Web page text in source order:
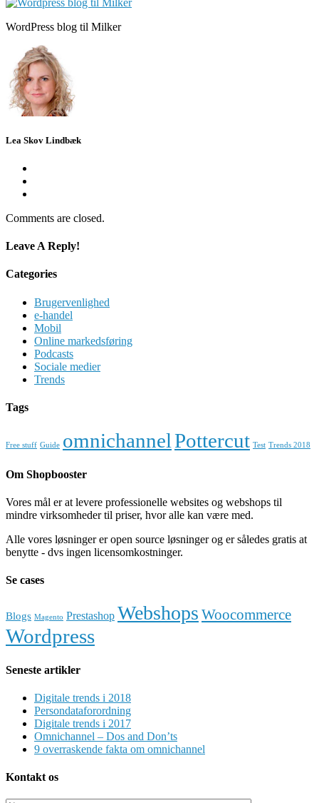
WordPress blog til Milker
Lea Skov Lindbæk
Comments are closed.
Leave A Reply!
Categories
Brugervenlighed
e-handel
Mobil
Online markedsføring
Podcasts
Sociale medier
Trends
Tags
Free stuff Guide omnichannelPottercut Test Trends 2018
Om Shopbooster
Vores mål er at levere professionelle websites og webshops til
mindre virksomheder til priser, hvor alle kan være med.
Alle vores løsninger er open source løsninger og er således gratis at
benytte - dvs ingen licensomkostninger.
Se cases
Blogs Magento Prestashop Webshops Woocommerce
Wordpress
Seneste artikler
Digitale trends i 2018
Persondataforordning
Digitale trends i 2017
Omnichannel – Dos and Don’ts
9 overraskende fakta om omnichannel
Kontakt os